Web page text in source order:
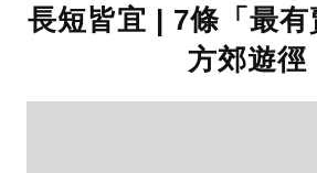
長短皆宜 | 7條「最有
方郊遊徑